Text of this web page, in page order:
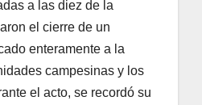
a las diez de la
el cierre de un
enteramente a la
campesinas y los
el acto, se recordó su